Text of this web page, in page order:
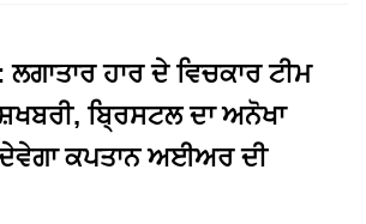
ਹਾਰ ਦੇ ਵਿਚਕਾਰ ਟੀਮ
ਬ੍ਰਿਸਟਲ ਦਾ ਅਨੋਖਾ
ਕਪਤਾਨ ਅਈਅਰ ਦੀ